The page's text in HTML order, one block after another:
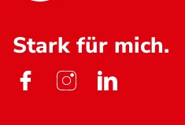
Stark für mich.